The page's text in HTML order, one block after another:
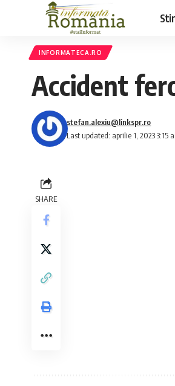
INFORMATECA.RO
Accident
Last updated: aprilie 1, 2023 3:15
stefan.alexiu@linkspr.ro
SHARE